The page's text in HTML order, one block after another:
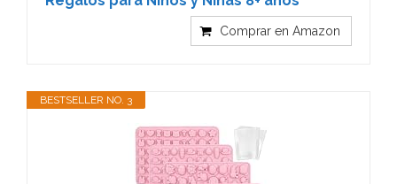
Comprar en Amazon
BESTSELLER NO. 3